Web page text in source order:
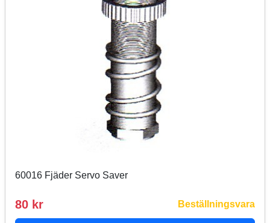
60016 Fjäder Servo Saver
80 kr Beställningsvara